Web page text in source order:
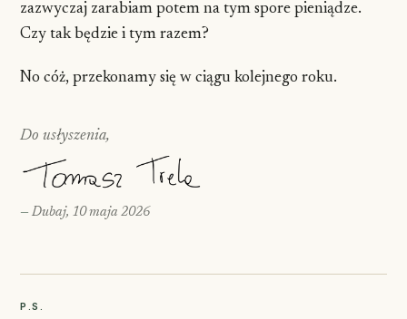
zazwyczaj zarabiam potem na tym spore pieniądze.
Czy tak będzie i tym razem?
No cóż, przekonamy się w ciągu kolejnego roku.
Do usłyszenia,
— Dubaj, 10 maja 2026
P.S.